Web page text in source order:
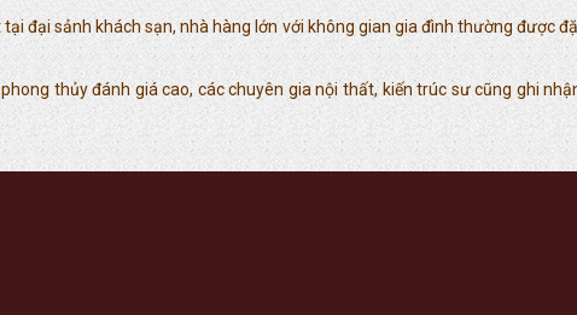
đại sảnh khách sạn, nhà hàng lớn với không gian gia đình thường được
thủy đánh giá cao, các chuyên gia nội thất, kiến trúc sư cũng ghi